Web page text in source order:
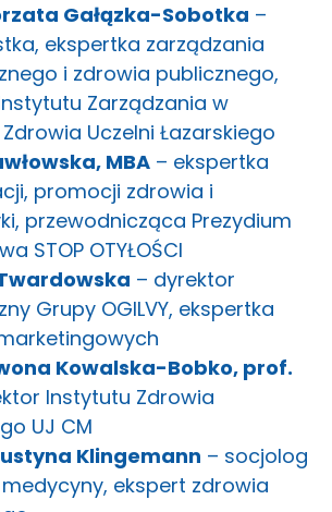
Gałązka-Sobotka –
ekspertka zarządzania
i zdrowia publicznego,
Zarządzania w
Uczelni Łazarskiego
MBA – ekspertka
promocji zdrowia i
przewodnicząca Prezydium
STOP OTYŁOŚCI
– dyrektor
Grupy OGILVY, ekspertka
Kowalska-Bobko, prof.
Instytutu Zdrowia
UJ CM
Klingemann – socjolog
ekspert zdrowia